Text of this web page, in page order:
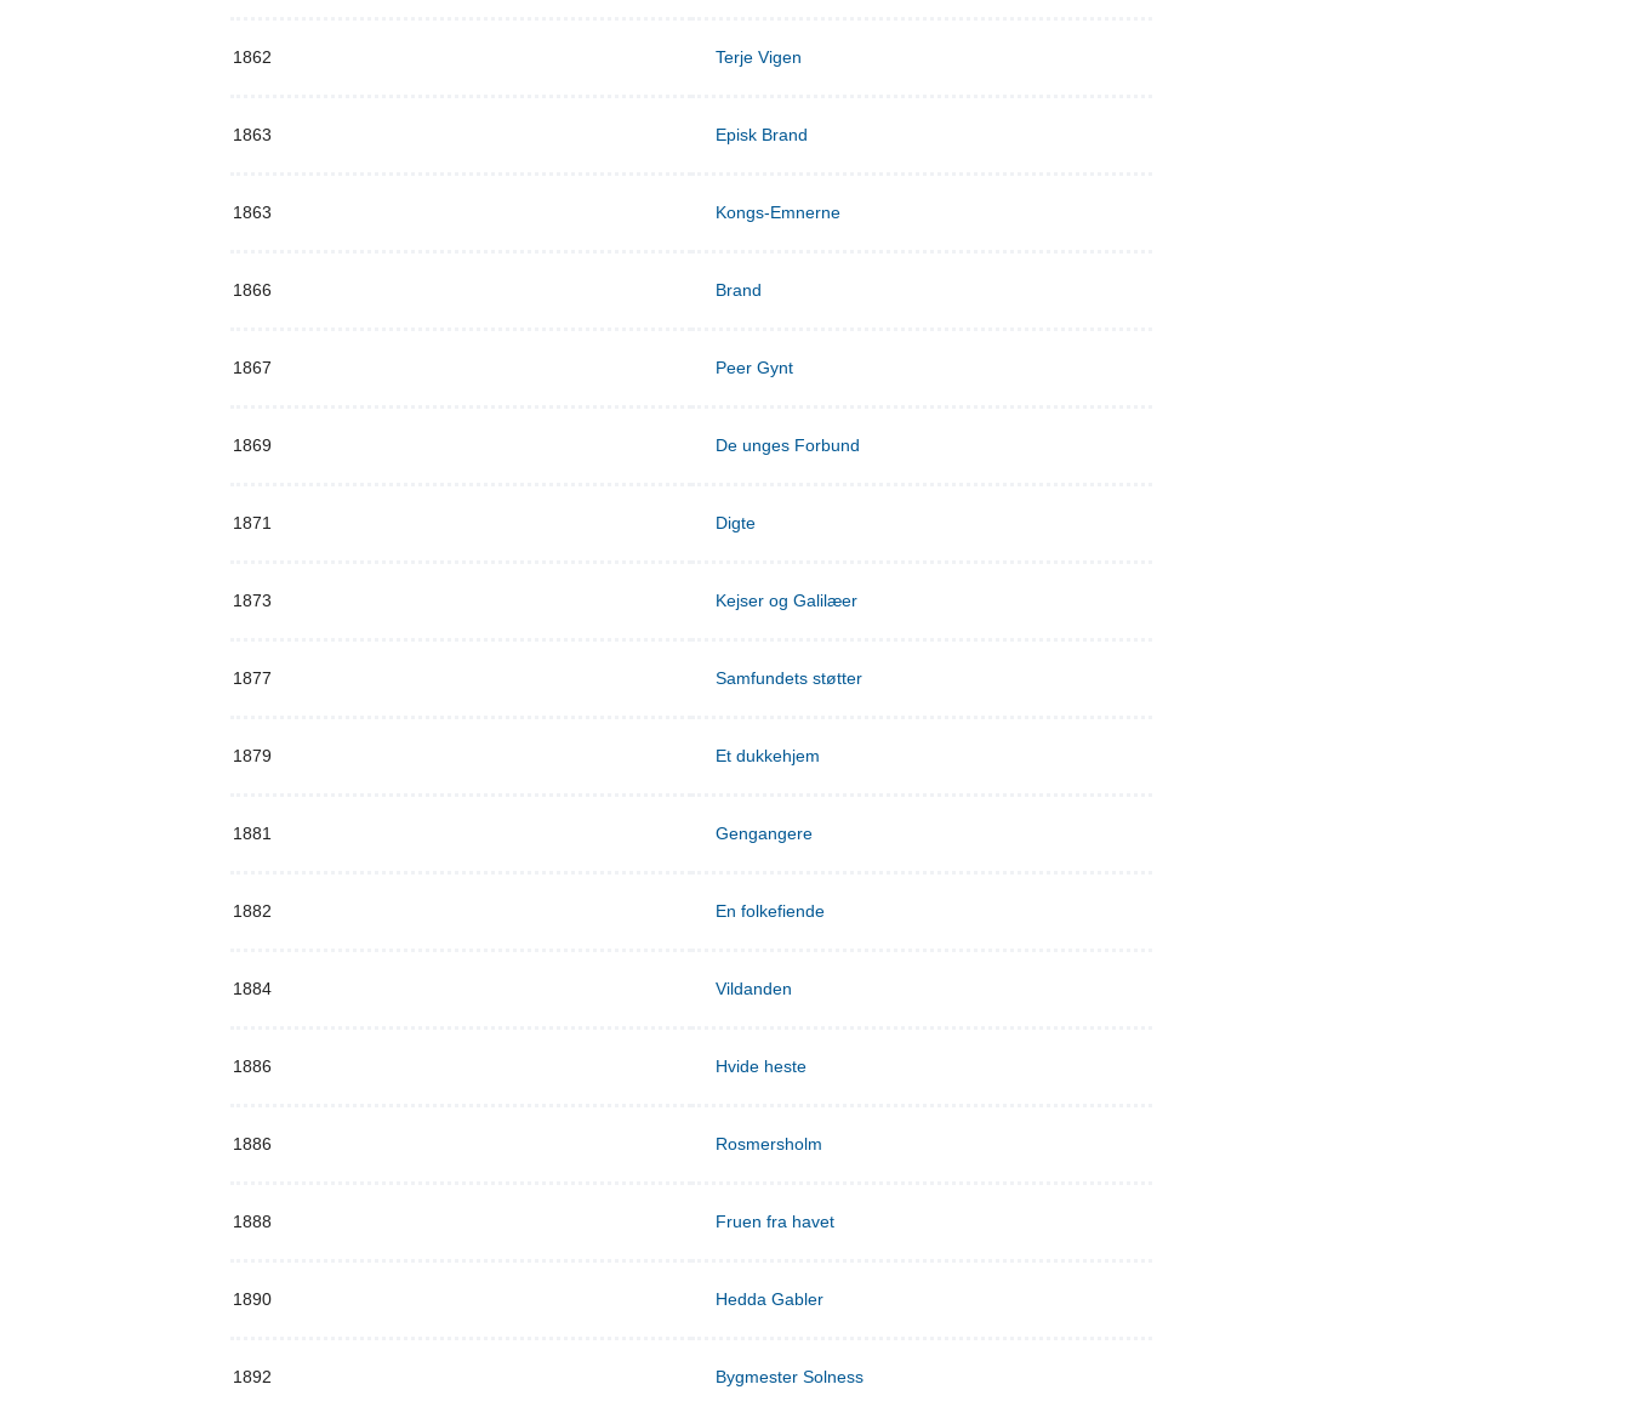
1862 Terje Vigen
1863 Episk Brand
1863 Kongs-Emnerne
1866 Brand
1867 Peer Gynt
1869 De unges Forbund
1871 Digte
1873 Kejser og Galilæer
1877 Samfundets støtter
1879 Et dukkehjem
1881 Gengangere
1882 En folkefiende
1884 Vildanden
1886 Hvide heste
1886 Rosmersholm
1888 Fruen fra havet
1890 Hedda Gabler
1892 Bygmester Solness